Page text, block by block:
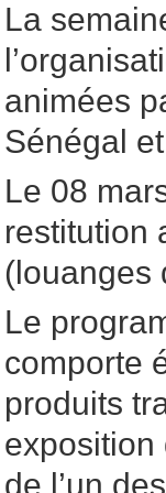
La
animées
Sénégal
Le 08
restitution
(louanges
Le
comporte
produits
exposition
de l’un